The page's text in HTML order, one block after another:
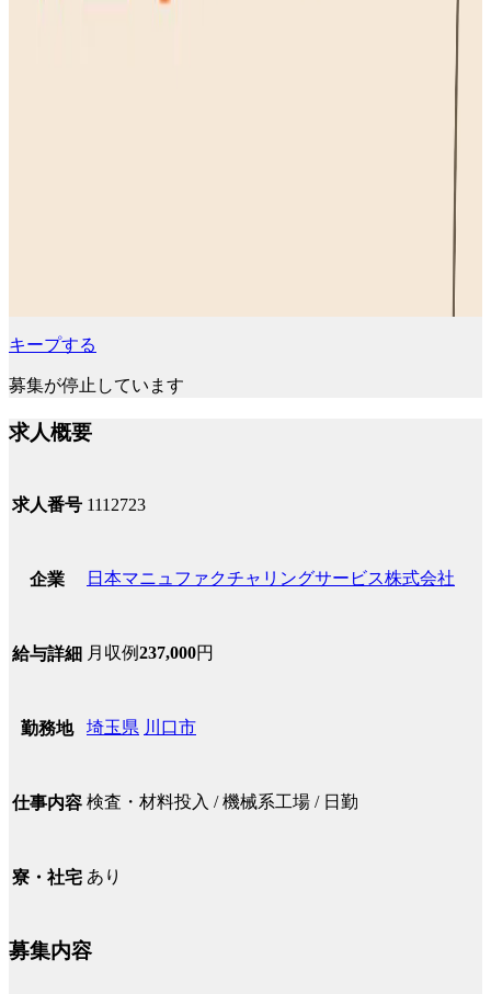
キープする
募集が停止しています
求人概要
求人番号 1112723
企業 日本マニュファクチャリングサービス株式会社
給与詳細 月収例237,000円
勤務地 埼玉県 川口市
仕事内容 検査・材料投入 / 機械系工場 / 日勤
寮・社宅 あり
募集内容